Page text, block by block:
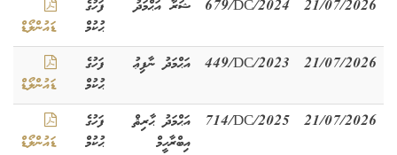
21/07/2026
679/DC/2024 ޝަރާ އަޙްމަދު
ފަހުގެ
ޙުކުމް
ޑައުންލޯޑް
21/07/2026
449/DC/2023 އަޙްމަދު ނާފިޢު
ފަހުގެ
ޙުކުމް
ޑައުންލޯޑް
21/07/2026
714/DC/2025
އަޙްމަދު ޙާރިޘް
އިބްރާހީމް
ފަހުގެ
ޙުކުމް
ޑައުންލޯޑް